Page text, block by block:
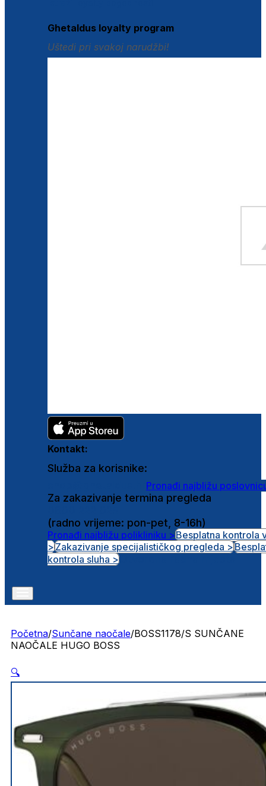
Ghetaldus loyalty program
Uštedi pri svakoj narudžbi!
Kontakt:
Služba za korisnike:
Pronađi najbližu
Za zakazivanje termina pregleda
(radno vrijeme: pon-pet, 8-16h)
Pronađi najbližu polikliniku >Besplatna kontrola
>Zakazivanje specijalističkog pregleda >
kontrola sluha >
Početna/Sunčane naočale/BOSS1178/S SUNČANE
NAOČALE HUGO BOSS
🔍